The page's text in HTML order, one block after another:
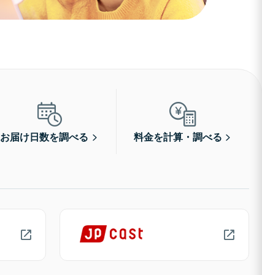
お届け日数を調べる 料金を計算・調べる